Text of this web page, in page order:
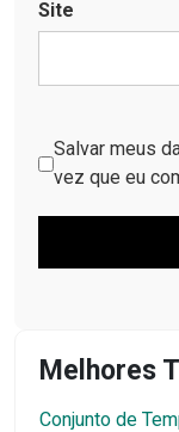
Site
Salvar meus
vez que eu
Melhores
Conjunto de